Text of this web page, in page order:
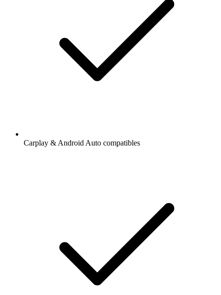
Carplay & Android Auto compatibles